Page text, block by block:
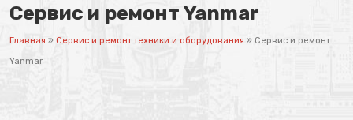
Сервис и ремонт Yanmar
Главная » Сервис и ремонт техники и оборудования » Сервис и ремонт
Yanmar